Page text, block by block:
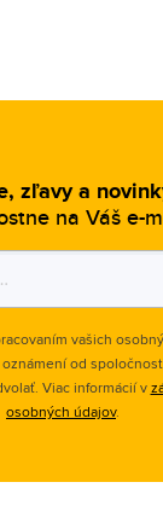
zľavy a
na Váš e-
vašich
od
Viac informácií v
osobných údajov.